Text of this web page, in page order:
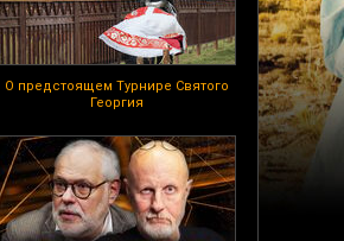
О предстоящем Турнире Святого
Георгия